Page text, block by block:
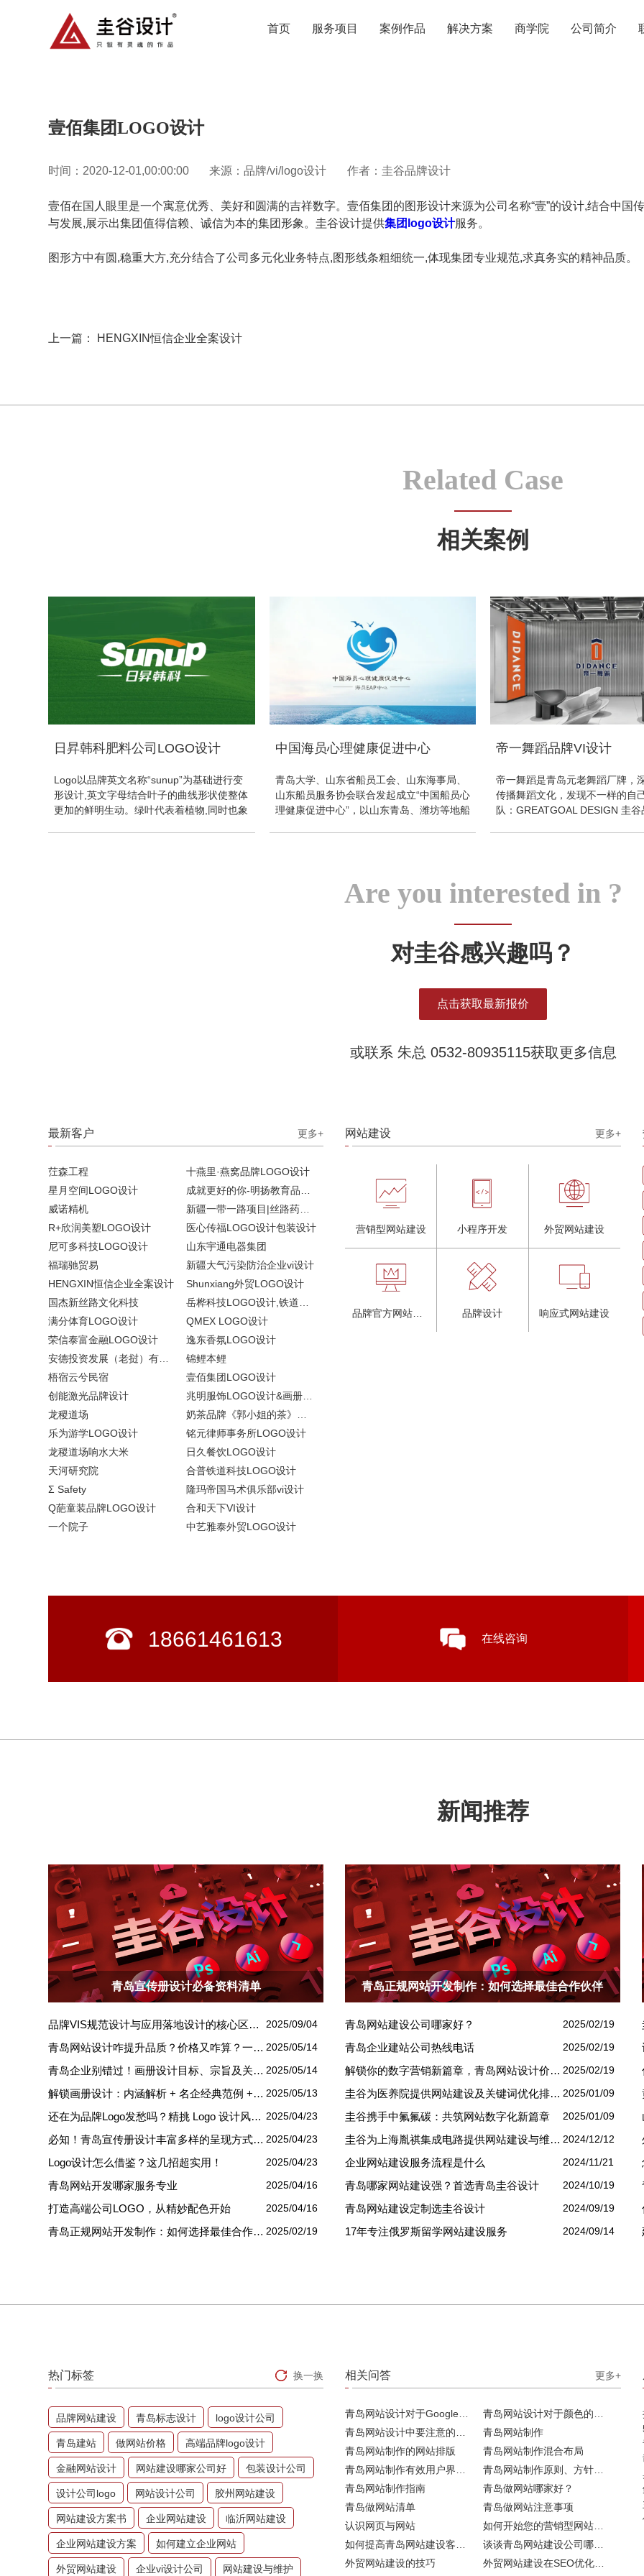
首页 服务项目 案例作品 解决方案 商学院 公司简介
壹佰集团LOGO设计
时间：2020-12-01,00:00:00 来源：品牌/vi/logo设计 作者：圭谷品牌设计
壹佰在国人眼里是一个寓意优秀、美好和圆满的吉祥数字。壹佰集团的图形设计来源为公司名称“壹”的设计,结合中国
与发展,展示出集团值得信赖、诚信为本的集团形象。圭谷设计提供集团logo设计服务。
图形方中有圆,稳重大方,充分结合了公司多元化业务特点,图形线条粗细统一,体现集团专业规范,求真务实的精神品质。
上一篇： HENGXIN恒信企业全案设计
Related Case
相关案例
日昇韩科肥料公司LOGO设计
Logo以品牌英文名称“sunup”为基础进行变
形设计,英文字母结合叶子的曲线形状使整体
更加的鲜明生动。绿叶代表着植物,同时也象
中国海员心理健康促进中心
青岛大学、山东省船员工会、山东海事局、
山东船员服务协会联合发起成立“中国船员心
理健康促进中心”，以山东青岛、潍坊等地船
帝一舞蹈品牌VI设计
帝一舞蹈是青岛元老舞蹈厂牌，
传播舞蹈文化，发现不一样的自
队：GREATGOAL DESIGN 圭
值；B类客群为20-45岁白领：为
世界的魅力，遇见更美、更自信
Are you interested in ?
对圭谷感兴趣吗？
点击获取最新报价
或联系 朱总 0532-80935115获取更多信息
最新客户 更多+
茳森工程
十燕里·燕窝品牌LOGO设计
星月空间LOGO设计
威诺精机
新疆一带一路项目|丝路药谷品牌设计
R+欣润美塑LOGO设计
医心传福LOGO设计包装设计
尼可多科技LOGO设计
山东宇通电器集团
福瑞驰贸易
新疆大气污染防治企业vi设计
HENGXIN恒信企业全案设计
Shunxiang外贸LOGO设计
国杰新丝路文化科技
满分体育LOGO设计
QMEX LOGO设计
荣信泰富金融LOGO设计
逸东香氛LOGO设计
锦鲤本鲤
梧宿云兮民宿
壹佰集团LOGO设计
创能激光品牌设计
兆明服饰LOGO设计&画册设计&网站建设
龙稷道场
乐为游学LOGO设计
铭元律师事务所LOGO设计
龙稷道场响水大米
日久餐饮LOGO设计
天河研究院
合普铁道科技LOGO设计
Σ Safety
隆玛帝国马术俱乐部vi设计
Q葩童装品牌LOGO设计
合和天下VI设计
一个院子
中艺雅泰外贸LOGO设计
网站建设 更多+
营销型网站建设 小程序开发 外贸网站建设
品牌设计 响应式网站建设
18661461613 在线咨询
新闻推荐
青岛宣传册设计必备资料清单
品牌VIS规范设计与应用落地设计的核心区别解析 2025/09/04
青岛网站设计咋提升品质？价格又咋算？一文讲清 2025/05/14
青岛企业别错过！画册设计目标、宗旨及关键要点全揭秘 2025/05/14
解锁画册设计：内涵解析 + 名企经典范例 + 强大作用全揭秘 2025/05/13
还在为品牌Logo发愁吗？精挑 Logo 设计风格这一步，轻松铸就独属于你的品牌魅力 2025/04/23
必知！青岛宣传册设计丰富多样的呈现方式盘点 2025/04/23
Logo设计怎么借鉴？这几招超实用！ 2025/04/23
青岛网站开发哪家服务专业 2025/04/16
打造高端公司LOGO，从精妙配色开始 2025/04/16
青岛正规网站开发制作：如何选择最佳合作伙伴 2025/02/19
青岛正规网站开发制作：如何选择最佳合作伙伴
青岛网站建设公司哪家好？ 2025/02/19
青岛企业建站公司热线电话 2025/02/19
解锁你的数字营销新篇章，青岛网站设计价格几何？ 2025/02/19
圭谷为医养院提供网站建设及关键词优化排名服务：青岛圣德嘉朗颐养中心案例 2025/01/09
圭谷携手中氟氟碳：共筑网站数字化新篇章 2025/01/09
圭谷为上海胤祺集成电路提供网站建设与维护服务 2024/12/12
企业网站建设服务流程是什么 2024/11/21
青岛哪家网站建设强？首选青岛圭谷设计 2024/10/19
青岛网站建设定制选圭谷设计 2024/09/19
17年专注俄罗斯留学网站建设服务 2024/09/14
热门标签 换一换
品牌网站建设 青岛标志设计 logo设计公司
青岛建站 做网站价格 高端品牌logo设计
金融网站设计 网站建设哪家公司好 包装设计公司
设计公司logo 网站设计公司 胶州网站建设
网站建设方案书 企业网站建设 临沂网站建设
企业网站建设方案 如何建立企业网站
外贸网站建设 企业vi设计公司 网站建设与维护
相关问答 更多+
青岛网站制作
青岛网站制作的网站排版
青岛网站制作混合布局
青岛网站制作原则、方针和常见错误
青岛网站制作指南
青岛做网站哪家好？
青岛做网站清单
青岛做网站注意事项
认识网页与网站
如何开始您的营销型网站建设
谈谈青岛网站建设公司哪家比较好
外贸网站建设的技巧
外贸网站建设在SEO优化方面的注意事项